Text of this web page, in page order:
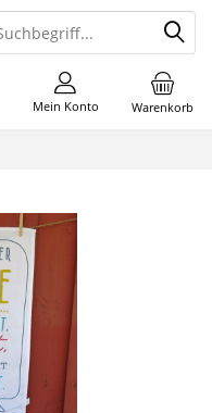
Warenkorb
Mein Konto